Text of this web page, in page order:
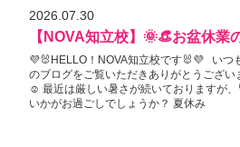
【NOVA知立校】🌞👒お盆休業
2026.07.30
💜🐰HELLO！NOVA知立校です🐰💜 いつ
のブログをご覧いただきありがとうござい
☺ 最近は厳しい暑さが続いておりますが、
いかがお過ごしでしょうか？ 夏休み